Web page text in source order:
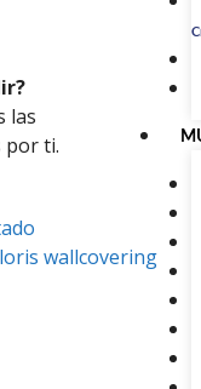
las
por ti.
wallcovering